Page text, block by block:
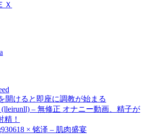
Ｘ
開けると即座に調教が始まる
(lleirunll) – 無修正 オナニー動画、精子が
精！
× 铭泽 – 肌肉盛宴